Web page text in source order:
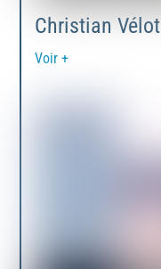
Christian Vélot
Voir +